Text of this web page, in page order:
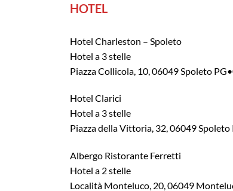
HOTEL
Hotel Charleston – Spoleto
Hotel a 3 stelle
Piazza Collicola, 10, 06049 Spoleto
Hotel Clarici
Hotel a 3 stelle
Piazza della Vittoria, 32, 06049
Albergo Ristorante Ferretti
Hotel a 2 stelle
Località Monteluco, 20, 06049